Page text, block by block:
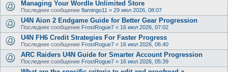
Managing Your Wordle Unlimited Store
Последнее сообщение flamingo11 « 29 июл 2026, 08:07
U4N Aion 2 Endgame Guide for Better Gear Progression
Последнее сообщение FrostRogue7 « 16 июл 2026, 07:02
U4N FH6 Credit Strategies For Faster Progress
Последнее сообщение FrostRogue7 « 16 июл 2026, 06:40
ARC Raiders U4N Guide for Smarter Account Progression
Последнее сообщение FrostRogue7 « 16 июл 2026, 05:39